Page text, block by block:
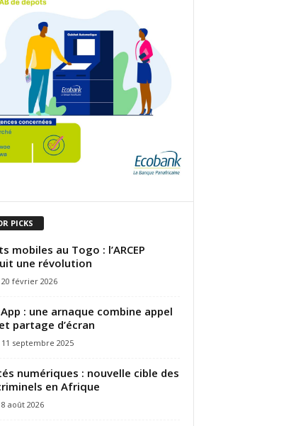
PICKS
mobiles au Togo : l’ARCEP
une révolution
20 février 2026
: une arnaque combine appel
partage d’écran
11 septembre 2025
numériques : nouvelle cible des
en Afrique
8 août 2026